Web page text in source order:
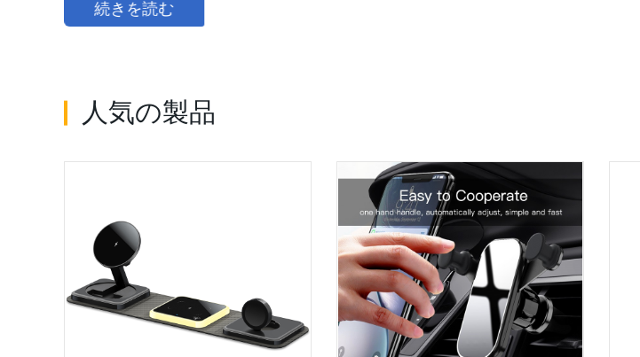
続きを読む
人気の製品